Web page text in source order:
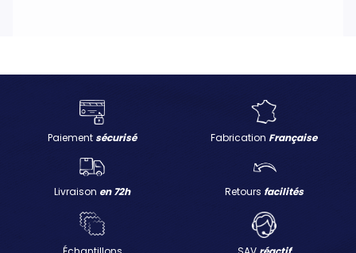
Paiement sécurisé Fabrication Française
Livraison en 72h Retours facilités